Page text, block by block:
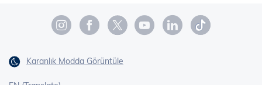
Karanlık Modda Görüntüle